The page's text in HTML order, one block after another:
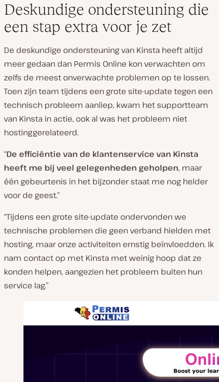
Deskundige ondersteuning die
een stap extra voor je zet
De deskundige ondersteuning van Kinsta heeft altijd
meer gedaan dan Permis Online kon verwachten om
zelfs de meest onverwachte problemen op te lossen.
Toen zijn team tijdens een grote site-update tegen een
technisch probleem aanliep, kwam het supportteam
van Kinsta in actie, ook al was het probleem niet
hostinggerelateerd.
“De efficiëntie van de klantenservice van Kinsta
heeft me bij veel gelegenheden geholpen, maar
één gebeurtenis in het bijzonder staat me nog helder
voor de geest.”
“Tijdens een grote site-update ondervonden we
technische problemen die geen verband hielden met
hosting, maar onze activiteiten ernstig beïnvloedden. Ik
nam contact op met Kinsta met weinig hoop dat ze
konden helpen, aangezien het probleem buiten hun
service lag.”